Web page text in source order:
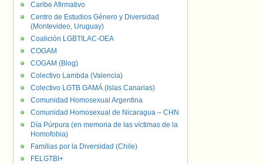
Caribe Afirmativo
Centro de Estudios Género y Diversidad
(Montevideo, Uruguay)
Coalición LGBTILAC-OEA
COGAM
COGAM (Blog)
Colectivo Lambda (Valencia)
Colectivo LGTB GAMÁ (Islas Canarias)
Comunidad Homosexual Argentina
Comunidad Homosexual de Nicaragua – CHN
Día Púrpura (en memoria de las víctimas de la
Homofobia)
Familias por la Diversidad (Chile)
FELGTBI+